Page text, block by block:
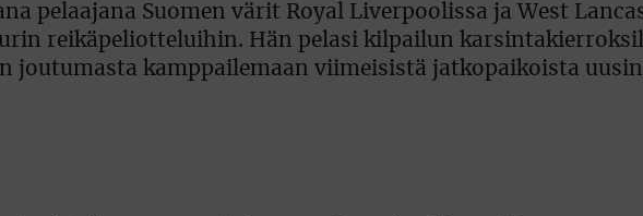
pelaajana Suomen värit Royal Liverpoolissa ja West
reikäpeliotteluihin. Hän pelasi kilpailun
joutumasta kamppailemaan viimeisistä jatkopaikoista